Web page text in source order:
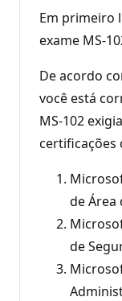
Em primeiro
exame MS-
De acordo
você está
MS-102
certificações
de Área
de